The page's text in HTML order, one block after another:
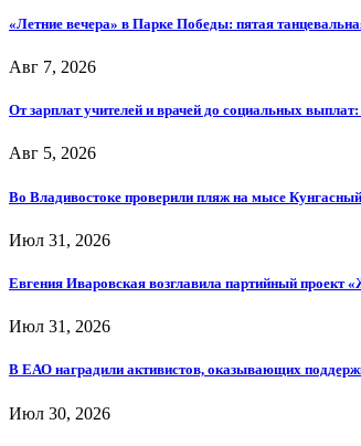
«Летние вечера» в Парке Победы: пятая
Авг 7, 2026
От зарплат учителей и врачей до социальных
Авг 5, 2026
Во Владивостоке проверили пляж на мысе
Июл 31, 2026
Евгения Иваровская возглавила партийный проект
Июл 31, 2026
В ЕАО наградили активистов, оказывающих
Июл 30, 2026